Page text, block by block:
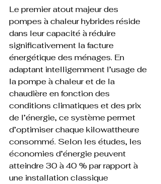
Le premier atout majeur des
pompes à chaleur hybrides réside
dans leur capacité à réduire
significativement la facture
énergétique des ménages. En
adaptant intelligemment l’usage de
la pompe à chaleur et de la
chaudière en fonction des
conditions climatiques et des prix
de l’énergie, ce système permet
d’optimiser chaque kilowattheure
consommé. Selon les études, les
économies d’énergie peuvent
atteindre 30 à 40 % par rapport à
une installation classique